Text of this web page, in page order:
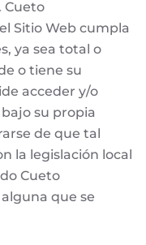
Cueto
Sitio Web cumpla
ya sea total o
o tiene su
acceder y/o
su propia
de que tal
la legislación local
Cueto
que se